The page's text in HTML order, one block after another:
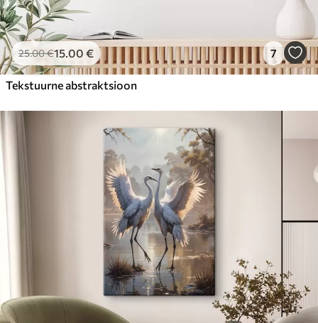
25.00€15.00 € 7
Tekstuurne abstraktsioon